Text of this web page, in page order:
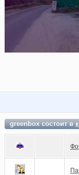
greenbox состоит в